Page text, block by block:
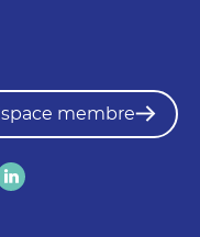
membre